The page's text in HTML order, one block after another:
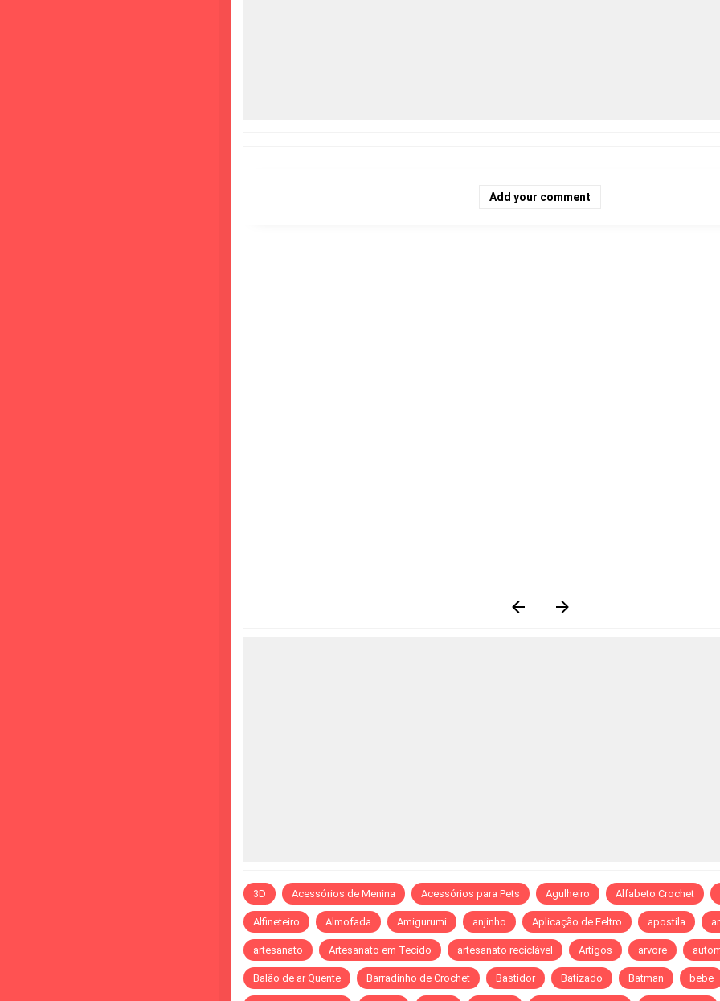
Add your comment
3D Acessórios de Menina Acessórios para Pets Agulheiro Alfabeto Crochet
Alfineteiro Almofada Amigurumi anjinho Aplicação de Feltro apostila
artesanato Artesanato em Tecido artesanato reciclável Artigos arvore
Balão de ar Quente Barradinho de Crochet Bastidor Batizado Batman bebe